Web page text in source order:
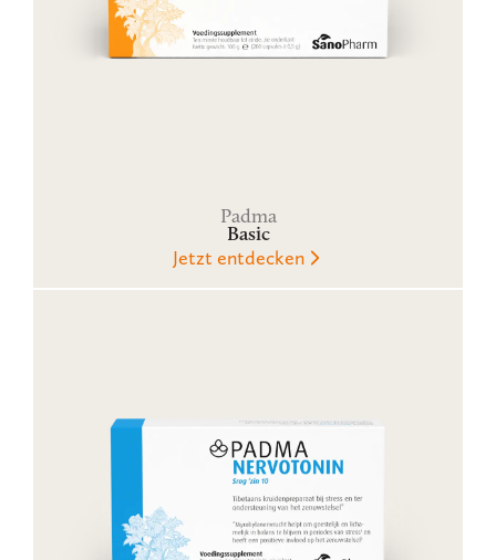
Padma
Basic
Jetzt entdecken